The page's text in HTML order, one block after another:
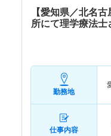
【愛知県／北名
所にて理学療法士
勤務地
仕事内容